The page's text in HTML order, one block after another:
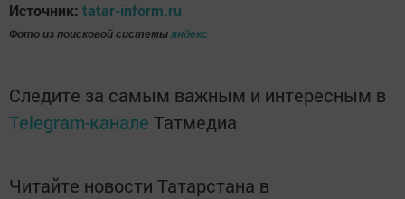
Источник: tatar-inform.ru
Фото из поисковой системы яндекс
Следите за самым важным и интересным в
Telegram-канале Татмедиа
Читайте новости Татарстана в